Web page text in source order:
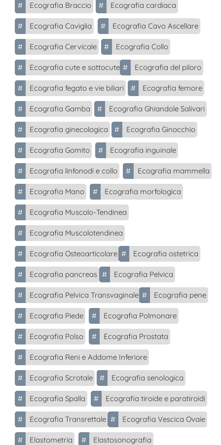
# Ecografia Braccio # Ecografia cardiaca
# Ecografia Caviglia # Ecografia Cavo Ascellare
# Ecografia Cervicale # Ecografia Collo
# Ecografia cute e sottocute # Ecografia del piloro
# Ecografia fegato e vie biliari # Ecografia femore
# Ecografia Gamba # Ecografia Ghiandole Salivari
# Ecografia ginecologica # Ecografia Ginocchio
# Ecografia Gomito # Ecografia inguinale
# Ecografia linfonodi e collo # Ecografia mammella
# Ecografia Mano # Ecografia morfologica
# Ecografia Muscolo-Tendinea
# Ecografia Muscolotendinea
# Ecografia Osteoarticolare # Ecografia ostetrica
# Ecografia pancreas # Ecografia Pelvica
# Ecografia Pelvica Transvaginale # Ecografia pene
# Ecografia Piede # Ecografia Polmonare
# Ecografia Polso # Ecografia Prostata
# Ecografia Reni e Addome Inferiore
# Ecografia Scrotale # Ecografia senologica
# Ecografia Spalla # Ecografia tiroide e paratiroidi
# Ecografia Transrettale # Ecografia Vescica Ovaie
# Elastometria # Elastosonografia